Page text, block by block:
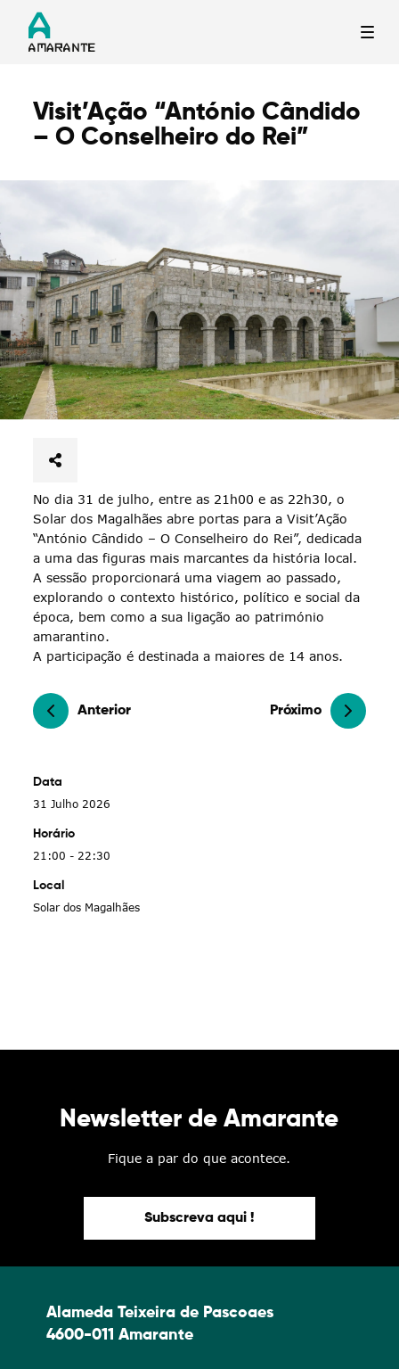
Termo de Pesquisa
Categorias gerais
Filtros
Visit’Ação “António Cândido
– O Conselheiro do Rei”
No dia 31 de julho, entre as 21h00 e as 22h30, o
Solar dos Magalhães abre portas para a Visit’Ação
“António Cândido – O Conselheiro do Rei”, dedicada
a uma das figuras mais marcantes da história local.
A sessão proporcionará uma viagem ao passado,
explorando o contexto histórico, político e social da
época, bem como a sua ligação ao património
amarantino.
A participação é destinada a maiores de 14 anos.
Anterior Próximo
Data
31 Julho 2026
Horário
21:00 - 22:30
Local
Solar dos Magalhães
Newsletter de Amarante
Fique a par do que acontece.
Subscreva aqui !
Alameda Teixeira de Pascoaes
4600-011 Amarante